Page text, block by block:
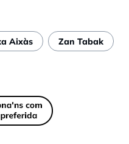
Aixàs
Zan Tabak